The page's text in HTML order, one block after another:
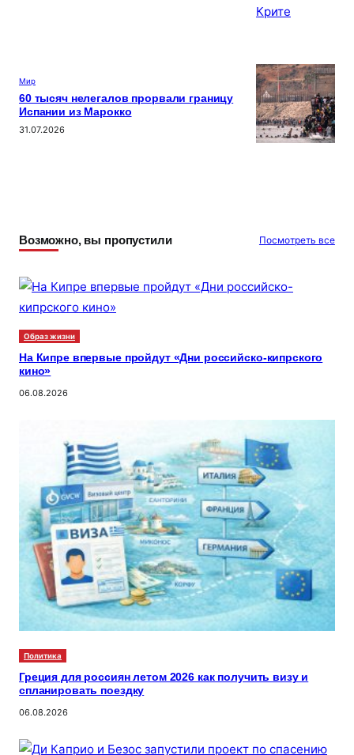
Мир
60 тысяч нелегалов прорвали границу
Испании из Марокко
31.07.2026
Возможно, вы пропустили Посмотреть все
Образ жизни
На Кипре впервые пройдут «Дни российско-кипрского
кино»
06.08.2026
Политика
Греция для россиян летом 2026 как получить визу и
спланировать поездку
06.08.2026